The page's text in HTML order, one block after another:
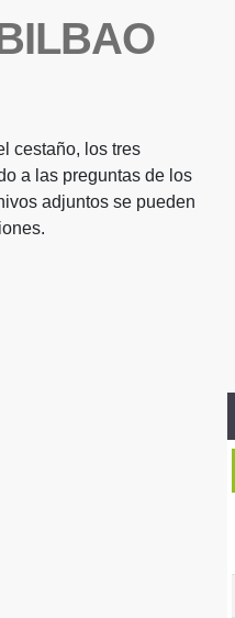
cestaño, los tres
a las preguntas de los
adjuntos se pueden